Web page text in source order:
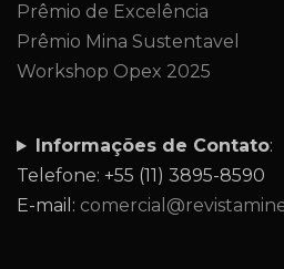
Prêmio de Excelência
Prêmio Mina Sustentavel
Workshop Opex 2025
Informações de Contato:
Telefone: +55 (11) 3895-8590
E-mail: